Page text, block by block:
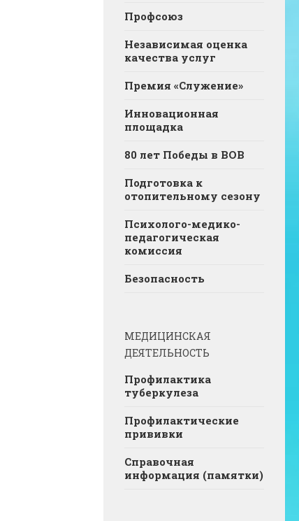
Профсоюз
Независимая оценка
качества услуг
Премия «Служение»
Инновационная
площадка
80 лет Победы в ВОВ
Подготовка к
отопительному сезону
Психолого-медико-
педагогическая
комиссия
Безопасность
МЕДИЦИНСКАЯ
ДЕЯТЕЛЬНОСТЬ
Профилактика
туберкулеза
Профилактические
прививки
Справочная
информация (памятки)